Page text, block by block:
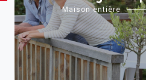
Maison entière